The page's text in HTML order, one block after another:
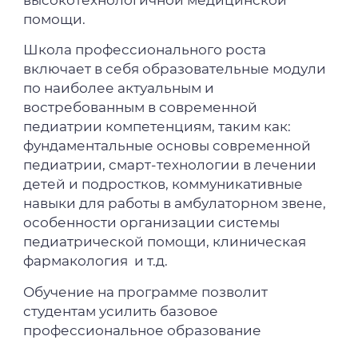
помощи.
Школа профессионального роста
включает в себя образовательные модули
по наиболее актуальным и
востребованным в современной
педиатрии компетенциям, таким как:
фундаментальные основы современной
педиатрии, смарт-технологии в лечении
детей и подростков, коммуникативные
навыки для работы в амбулаторном звене,
особенности организации системы
педиатрической помощи, клиническая
фармакология и т.д.
Обучение на программе позволит
студентам усилить базовое
профессиональное образование